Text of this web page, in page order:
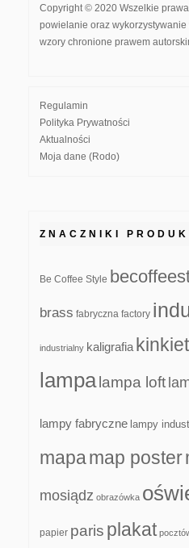
Copyright © 2020 Wszelkie
powielanie oraz
wzory chronione prawem
Regulamin
Polityka Prywatności
Aktualności
Moja dane (Rodo)
ZNACZNIKI
Be Coffee Style
brass fabryczna factory
industrialny kaligrafia kinkiet
lampa lampa loft
lampy fabryczne lampy
mapamap poster
mosiądz obrazówka
papier paris plakat